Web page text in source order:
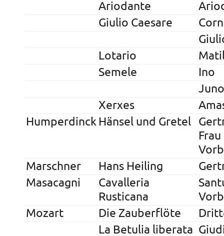
Ariodante
Giulio Caesare
Lotario
Semele
Ino
Juno
Xerxes
Humperdinck Hänsel und Gretel
Marschner
Hans Heiling
Masacagni
Cavalleria
Rusticana
Mozart
Die Zauberflöte
La Betulia liberata